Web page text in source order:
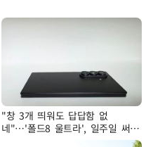
"창 3개 띄워도 답답함 없
네"…'폴드8 울트라', 일주일 써보